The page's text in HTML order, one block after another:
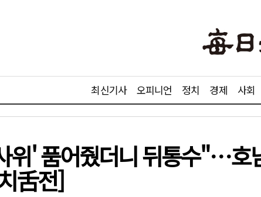
최신기사 오피니언 정치 경제 사회
위' 품어줬더니 뒤통수"…호
舌전]